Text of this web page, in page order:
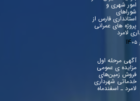
امور شهری و
شوراهای
استانداری فارس از
پروژه های عمرانی
لامرد
آگهی مرحله اول
مزایده ی عمومی
فروش زمین‌های
خدماتی شهرداری
لامرد ـ اسفندماه